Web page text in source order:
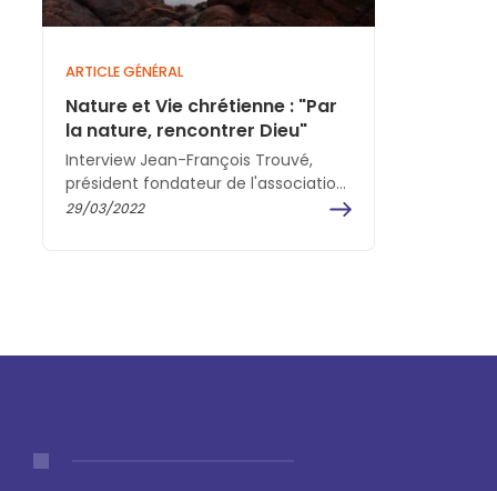
ARTICLE GÉNÉRAL
Nature et Vie chrétienne : "Par
la nature, rencontrer Dieu"
Interview Jean-François Trouvé,
président fondateur de l'association
Nature et Vie chrétienne. Nature et
29/03/2022